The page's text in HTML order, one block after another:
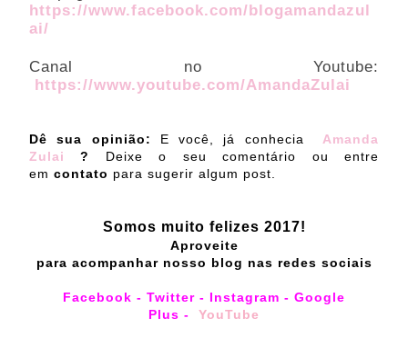
https://www.facebook.com/blogamandazul
ai/
Canal no Youtube:
https://www.youtube.com/AmandaZulai
Dê sua opinião: E você, já conhecia
Amanda
Zulai
?
Deixe o seu comentário ou entre
em contato para sugerir algum post.
Somos muito felizes 2017!
Aproveite
para acompanhar nosso blog nas redes sociais
Facebook - Twitter - Instagram - Google
Plus - YouTube